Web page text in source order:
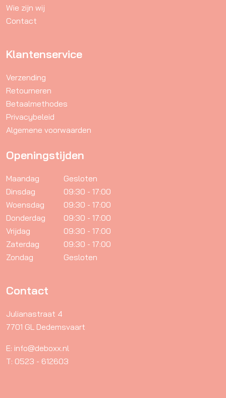
op
de
Wie zijn wij
Contact
Klantenservice
Verzending
Retourneren
Betaalmethodes
Privacybeleid
Algemene voorwaarden
Openingstijden
Maandag
Gesloten
Dinsdag
09:30 - 17:00
Woensdag
09:30 - 17:00
Donderdag
09:30 - 17:00
Vrijdag
09:30 - 17:00
Zaterdag
09:30 - 17:00
Zondag
Gesloten
Contact
Julianastraat 4
7701 GL Dedemsvaart
E: info@deboxx.nl
T: 0523 - 612603